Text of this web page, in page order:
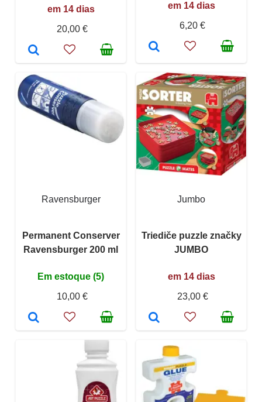
em 14 dias
20,00 €
em 14 dias
6,20 €
Ravensburger
Permanent Conserver
Ravensburger 200 ml
Em estoque (5)
10,00 €
Jumbo
Triediče puzzle značky
JUMBO
em 14 dias
23,00 €